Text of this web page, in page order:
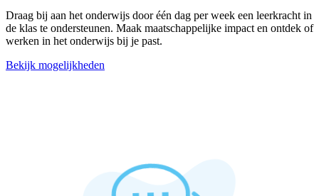
Draag bij aan het onderwijs door één dag per week een leerkracht in
de klas te ondersteunen. Maak maatschappelijke impact en ontdek of
werken in het onderwijs bij je past.
Bekijk mogelijkheden